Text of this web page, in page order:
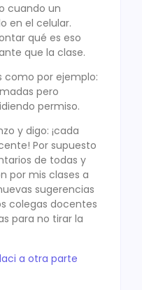
cuando un
en el celular.
qué es eso
que la clase.
como por ejemplo:
pero
permiso.
y digo: ¡cada
Por supuesto
de todas y
por mis clases a
sugerencias
colegas docentes
para no tirar la
a otra parte